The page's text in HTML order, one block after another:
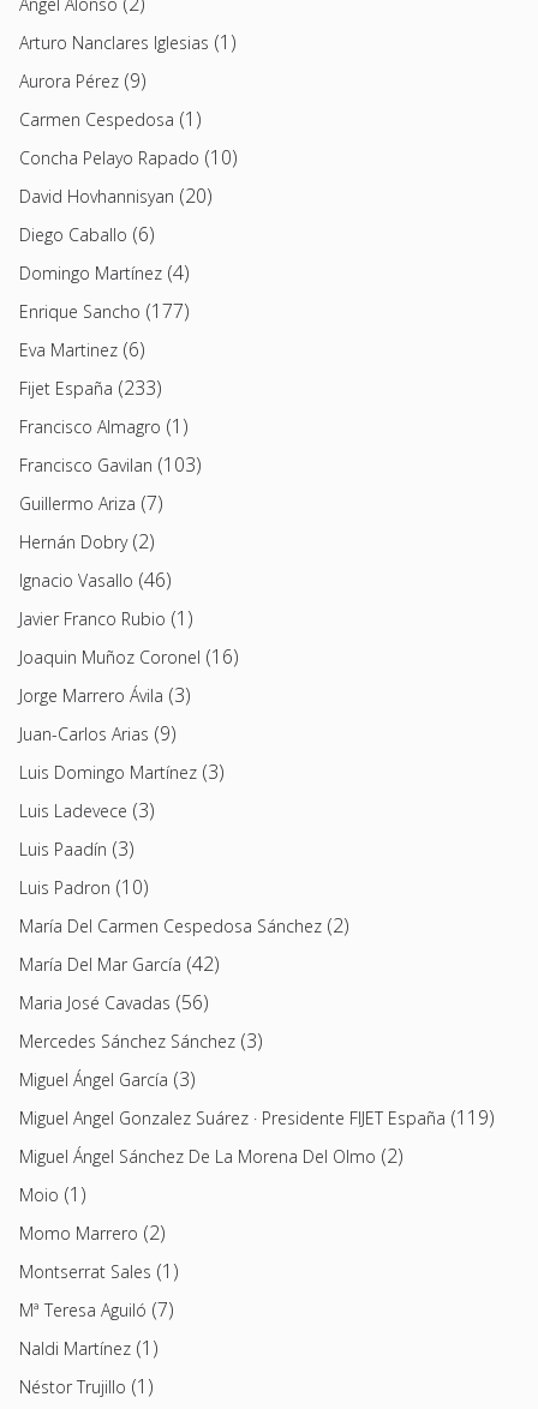
Arturo Nanclares Iglesias (1)
Aurora Pérez (9)
Carmen Cespedosa (1)
Concha Pelayo Rapado (10)
David Hovhannisyan (20)
Diego Caballo (6)
Domingo Martínez (4)
Enrique Sancho (177)
Eva Martinez (6)
Fijet España (233)
Francisco Almagro (1)
Francisco Gavilan (103)
Guillermo Ariza (7)
Hernán Dobry(2)
Ignacio Vasallo (46)
Javier Franco Rubio (1)
Joaquin Muñoz Coronel (16)
Jorge Marrero Ávila (3)
Juan-Carlos Arias (9)
Luis Domingo Martínez (3)
Luis Ladevece (3)
Luis Paadín (3)
Luis Padron (10)
María Del Carmen Cespedosa Sánchez (2)
María Del Mar García (42)
Maria José Cavadas (56)
Mercedes Sánchez Sánchez (3)
Miguel Ángel García (3)
Miguel Angel Gonzalez Suárez · Presidente FIJET España (119)
Miguel Ángel Sánchez De La Morena Del Olmo (2)
Moio (1)
Momo Marrero (2)
Montserrat Sales (1)
Mª Teresa Aguiló (7)
Naldi Martínez (1)
Néstor Trujillo (1)